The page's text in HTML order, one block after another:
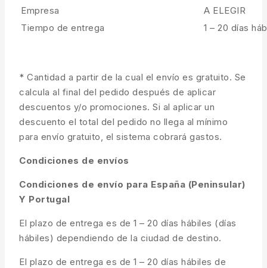
Empresa
A ELEGIR
Tiempo de entrega
1 – 20 días
* Cantidad a partir de la cual el envío es gratuito. Se
calcula al final del pedido después de aplicar
descuentos y/o promociones. Si al aplicar un
descuento el total del pedido no llega al mínimo
para envío gratuito, el sistema cobrará gastos.
Condiciones de envíos
Condiciones de envío para España (Peninsular)
Y Portugal
El plazo de entrega es de 1 – 20 días hábiles (días
hábiles) dependiendo de la ciudad de destino.
El plazo de entrega es de 1 – 20 días hábiles de